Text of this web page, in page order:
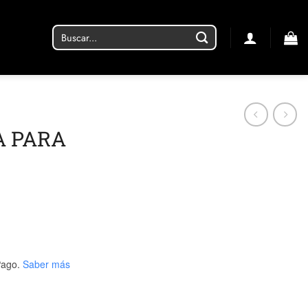
Buscar
por:
PARA
Saber más
cantidad